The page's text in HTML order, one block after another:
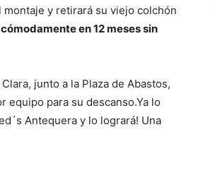
y retirará su viejo colchón
en 12 meses sin
junto a la Plaza de Abastos,
equipo para su descanso.Ya lo
Antequera y lo logrará! Una